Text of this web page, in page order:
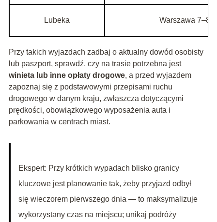
Lubeka Warszawa 7–8
Przy takich wyjazdach zadbaj o aktualny dowód osobisty
lub paszport, sprawdź, czy na trasie potrzebna jest
winieta lub inne opłaty drogowe, a przed wyjazdem
zapoznaj się z podstawowymi przepisami ruchu
drogowego w danym kraju, zwłaszcza dotyczącymi
prędkości, obowiązkowego wyposażenia auta i
parkowania w centrach miast.
Ekspert: Przy krótkich wypadach blisko granicy
kluczowe jest planowanie tak, żeby przyjazd odbył
się wieczorem pierwszego dnia — to maksymalizuje
wykorzystany czas na miejscu; unikaj podróży